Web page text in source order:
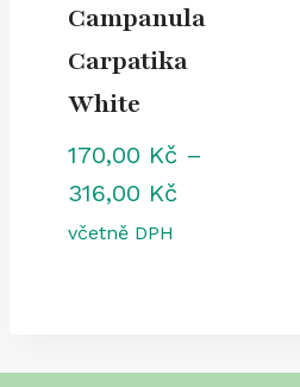
Campanula
Carpatika
White
170,00 Kč –
316,00 KčRozpětí
včetně DPH